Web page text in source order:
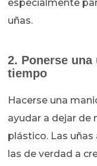
especialmente
uñas.
2. Ponerse
tiempo
Hacerse una
ayudar a dejar de
plástico. Las
las de verdad a